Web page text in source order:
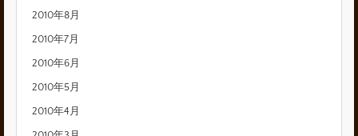
2010年8月
2010年7月
2010年6月
2010年5月
2010年4月